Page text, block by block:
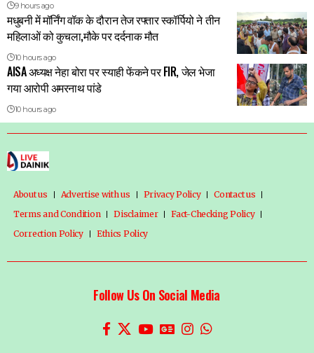
9 hours ago
मधुबनी में मॉर्निंग वॉक के दौरान तेज रफ्तार स्कॉर्पियो ने तीन
महिलाओं को कुचला,मौके पर दर्दनाक मौत
10 hours ago
AISA अध्यक्ष नेहा बोरा पर स्याही फेंकने पर FIR, जेल भेजा
गया आरोपी अमरनाथ पांडे
10 hours ago
About us Advertise with us Privacy Policy
Contact us
Terms and Condition
Disclaimer
Fact-Checking Policy
Correction Policy
Ethics Policy
Follow Us On Social Media